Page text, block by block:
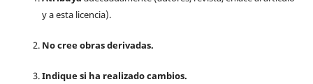
y a esta licencia).
No cree obras derivadas.
Indique si ha realizado cambios.